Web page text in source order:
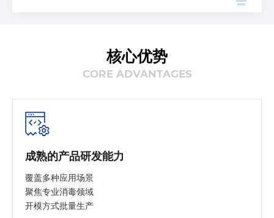
核心优势
CORE ADVANTAGES
成熟的产品研发能力
覆盖多种应用场景
聚焦专业消毒领域
开模方式批量生产